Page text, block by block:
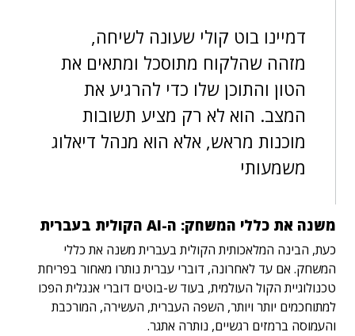
דמיינו בוט קולי שעונה לשיחה,
מזהה שהלקוח מתוסכל ומתאים את
הטון והתוכן שלו כדי להרגיע את
המצב. הוא לא רק מציע תשובות
מוכנות מראש, אלא הוא מנהל דיאלוג
משמעותי
משנה את כללי המשחק: ה-AI הקולית בעברית
כעת, הבינה המלאכותית הקולית בעברית משנה את כללי
המשחק. אם עד לאחרונה, דוברי עברית נותרו מאחור בפריחת
טכנולוגיית הקול העולמית, בעוד ש-בוטים דוברי אנגלית הפכו
למתוחכמים יותר ויותר, השפה העברית, העשירה, המורכבת
והעמוסה ברמזים רגשיים, נותרה אתגר.